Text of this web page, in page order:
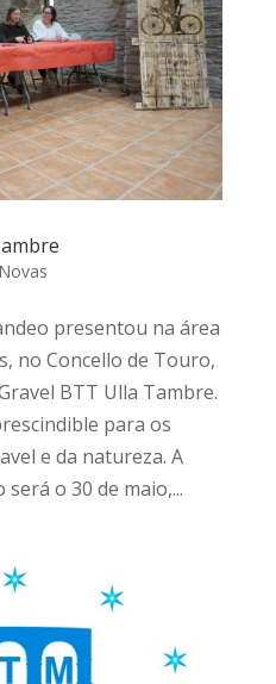
Novas
presentou na área
no Concello de Touro,
BTT Ulla Tambre.
para os
e da natureza. A
o 30 de maio,...